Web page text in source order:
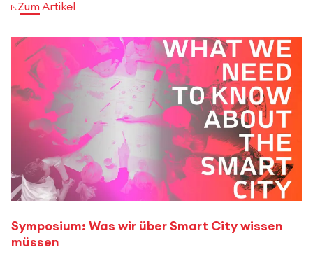
Zum Artikel
Symposium: Was wir über Smart City wissen
müssen